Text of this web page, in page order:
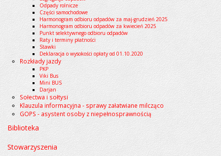
Odpady rolnicze
Części samochodowe
Harmonogram odbioru odpadów za maj-grudzień 2025
Harmonogram odbioru odpadów za kwiecień 2025
Punkt selektywnego odbioru odpadów
Raty i terminy płatności
Stawki
Deklaracja o wysokości opłaty od 01.10.2020
Rozkłady jazdy
PKP
Viki Bus
Mini BUS
Darjan
Sołectwa i sołtysi
Klauzula informacyjna - sprawy załatwiane milcząco
GOPS - asystent osoby z niepełnosprawnością
Biblioteka
Stowarzyszenia